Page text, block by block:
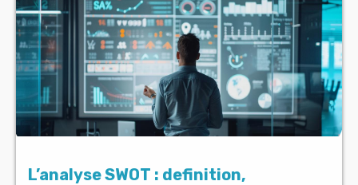
L’analyse SWOT : definition,